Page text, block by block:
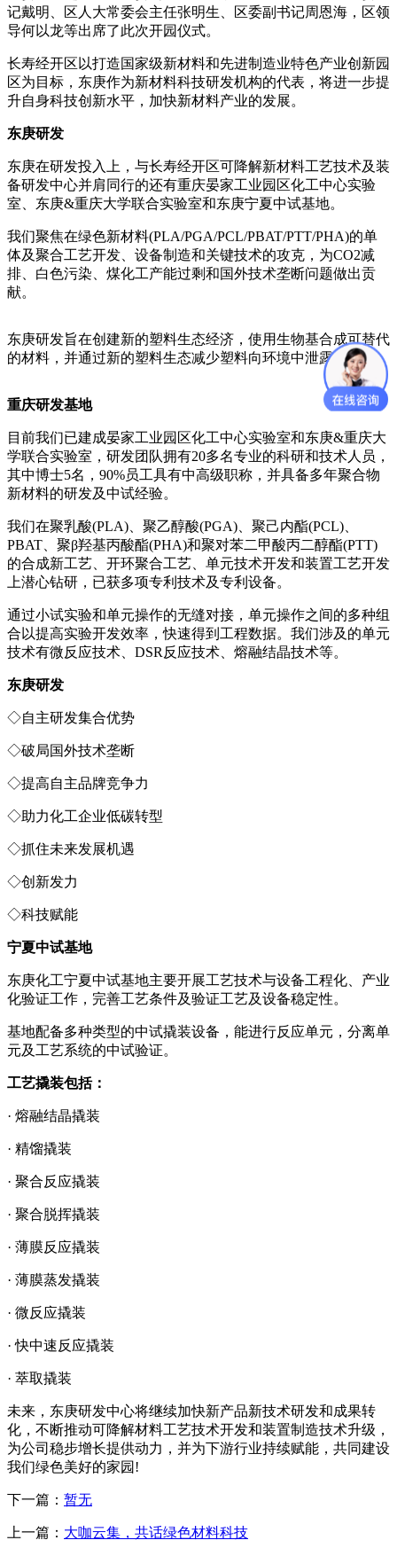
记戴明、区人大常委会主任张明生、区委副书记周恩海，区领
导何以龙等出席了此次开园仪式。
长寿经开区以打造国家级新材料和先进制造业特色产业创新园
区为目标，东庚作为新材料科技研发机构的代表，将进一步提
升自身科技创新水平，加快新材料产业的发展。
东庚研发
东庚在研发投入上，与长寿经开区可降解新材料工艺技术及装
备研发中心并肩同行的还有重庆晏家工业园区化工中心实验
室、东庚&重庆大学联合实验室和东庚宁夏中试基地。
我们聚焦在绿色新材料(PLA/PGA/PCL/PBAT/PTT/PHA)的单
体及聚合工艺开发、设备制造和关键技术的攻克，为CO2减
排、白色污染、煤化工产能过剩和国外技术垄断问题做出贡
献。
东庚研发旨在创建新的塑料生态经济，使用生物基合成可替代
的材料，并通过新的塑料生态减少塑料向环境中泄露。
重庆研发基地
目前我们已建成晏家工业园区化工中心实验室和东庚&重庆大
学联合实验室，研发团队拥有20多名专业的科研和技术人员，
其中博士5名，90%员工具有中高级职称，并具备多年聚合物
新材料的研发及中试经验。
我们在聚乳酸(PLA)、聚乙醇酸(PGA)、聚己内酯(PCL)、
PBAT、聚β羟基丙酸酯(PHA)和聚对苯二甲酸丙二醇酯(PTT)
的合成新工艺、开环聚合工艺、单元技术开发和装置工艺开发
上潜心钻研，已获多项专利技术及专利设备。
通过小试实验和单元操作的无缝对接，单元操作之间的多种组
合以提高实验开发效率，快速得到工程数据。我们涉及的单元
技术有微反应技术、DSR反应技术、熔融结晶技术等。
东庚研发
◇自主研发集合优势
◇破局国外技术垄断
◇提高自主品牌竞争力
◇助力化工企业低碳转型
◇抓住未来发展机遇
◇创新发力
◇科技赋能
宁夏中试基地
东庚化工宁夏中试基地主要开展工艺技术与设备工程化、产业
化验证工作，完善工艺条件及验证工艺及设备稳定性。
基地配备多种类型的中试撬装设备，能进行反应单元，分离单
元及工艺系统的中试验证。
工艺撬装包括：
· 熔融结晶撬装
· 精馏撬装
· 聚合反应撬装
· 聚合脱挥撬装
· 薄膜反应撬装
· 薄膜蒸发撬装
· 微反应撬装
· 快中速反应撬装
· 萃取撬装
未来，东庚研发中心将继续加快新产品新技术研发和成果转
化，不断推动可降解材料工艺技术开发和装置制造技术升级，
为公司稳步增长提供动力，并为下游行业持续赋能，共同建设
我们绿色美好的家园!
下一篇： 暂无
上一篇： 大咖云集，共话绿色材料科技